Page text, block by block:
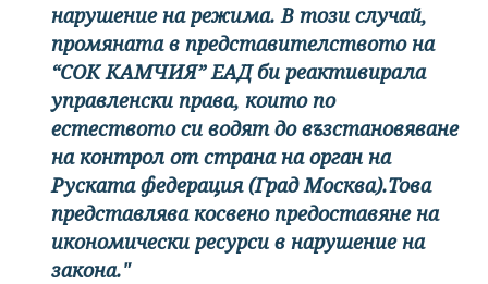
нарушение на режима. В този случай,
промяната в представителството на
“СОК КАМЧИЯ” ЕАД би реактивирала
управленски права, които по
естеството си водят до възстановяване
на контрол от страна на орган на
Руската федерация (Град Москва).Това
представлява косвено предоставяне на
икономически ресурси в нарушение на
закона."